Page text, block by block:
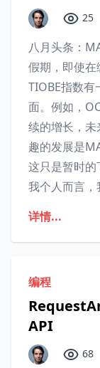
25
八月头条：
假期，即使
TIOBE指数
面。例如，
续的增长，
趣的发展是
这只是暂时
我个人而言，
详情...
编程
API
68